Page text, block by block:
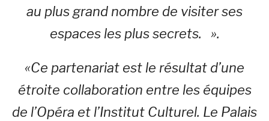
au plus grand nombre de visiter ses
espaces les plus secrets. ».
«Ce partenariat est le résultat d’une
étroite collaboration entre les équipes
de l’Opéra et l’Institut Culturel. Le Palais